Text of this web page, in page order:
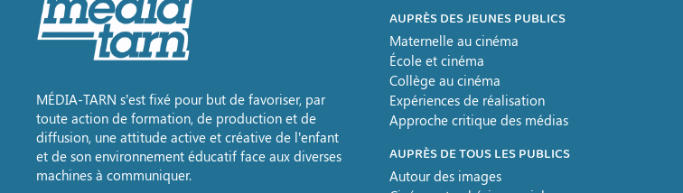
MÉDIA-TARN s’est fixé pour but de favoriser, par
toute action de formation, de production et de
diffusion, une attitude active et créative de l’enfant
et de son environnement éducatif face aux diverses
machines à communiquer.
AUPRÈS DES JEUNES PUBLICS
Maternelle au cinéma
École et cinéma
Collège au cinéma
Expériences de réalisation
Approche critique des médias
AUPRÈS DE TOUS LES PUBLICS
Autour des images